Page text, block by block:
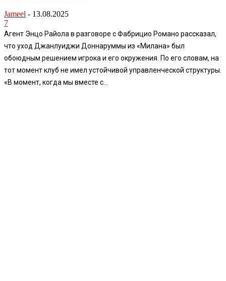
Jameel - 13.08.2025
7
Агент Энцо Райола в разговоре с Фабрицио Романо рассказал,
что уход Джанлуиджи Доннаруммы из «Милана» был
обоюдным решением игрока и его окружения. По его словам, на
тот момент клуб не имел устойчивой управленческой структуры.
«В момент, когда мы вместе с...